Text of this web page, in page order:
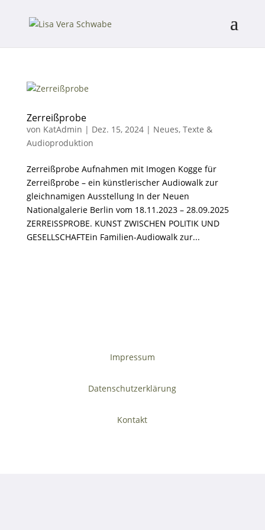
Zerreißprobe
von KatAdmin | Dez. 15, 2024| Neues, Texte &
Audioproduktion
Zerreißprobe Aufnahmen mit Imogen Kogge für
Zerreißprobe – ein künstlerischer Audiowalk zur
gleichnamigen Ausstellung In der Neuen
Nationalgalerie Berlin vom 18.11.2023 – 28.09.2025
ZERREISSPROBE. KUNST ZWISCHEN POLITIK UND
GESELLSCHAFTEin Familien-Audiowalk zur...
Impressum
Datenschutzerklärung
Kontakt